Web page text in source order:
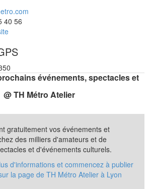
40 56
événements, spectacles et
@ TH Métro Atelier
gratuitement vos événements et
des milliers d'amateurs et de
et d'événements culturels.
d'informations et commencez à publier
la page de TH Métro Atelier à Lyon